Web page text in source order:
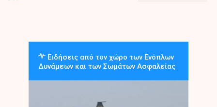
Ειδήσεις από τον χώρο των Ενόπλων
Δυνάμεων και των Σωμάτων Ασφαλείας